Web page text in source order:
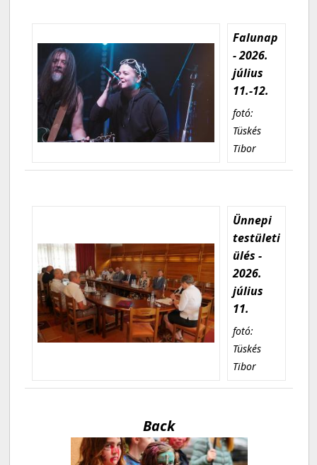
Falunap
- 2026.
július
11.-12.
fotó:
Tüskés
Tibor
Ünnepi
testületi
ülés -
2026.
július
11.
fotó:
Tüskés
Tibor
Back